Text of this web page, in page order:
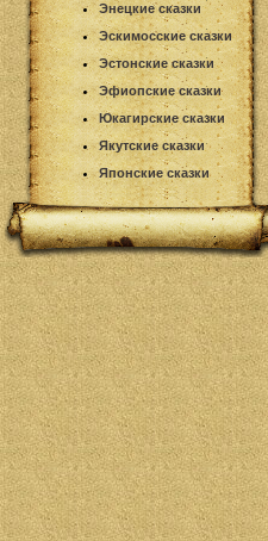
Энецкие сказки
Эскимосские сказки
Эстонские сказки
Эфиопские сказки
Юкагирские сказки
Якутские сказки
Японские сказки